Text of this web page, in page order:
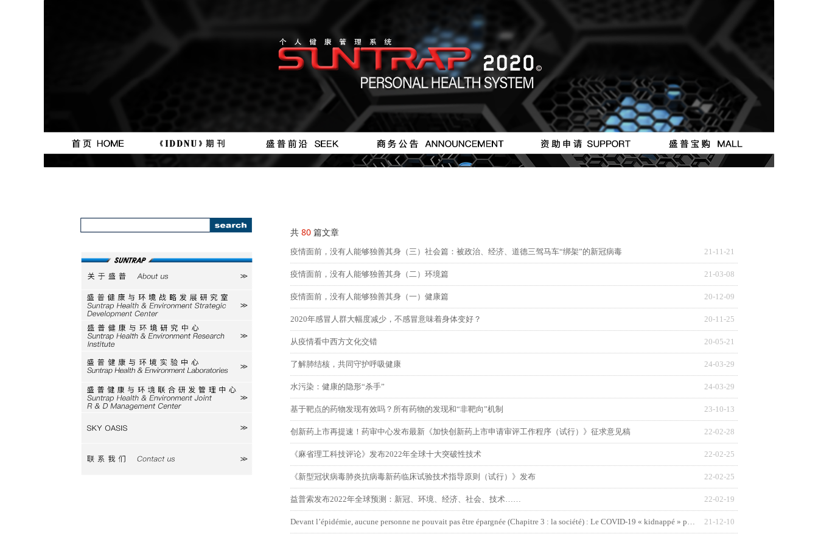
按钮 按钮 按钮 按钮
#
按钮
共 80 篇文章
21-11-21
疫情面前，没有人能够独善其身（三）社会篇：被政治、经济、道德三驾马车“绑架”的新冠病毒
21-03-08
疫情面前，没有人能够独善其身（二）环境篇
20-12-09
疫情面前，没有人能够独善其身（一）健康篇
20-11-25
2020年感冒人群大幅度减少，不感冒意味着身体变好？
20-05-21
从疫情看中西方文化交错
24-03-29
了解肺结核，共同守护呼吸健康
24-03-29
水污染：健康的隐形“杀手”
23-10-13
基于靶点的药物发现有效吗？所有药物的发现和“非靶向”机制
22-02-28
创新药上市再提速！药审中心发布最新《加快创新药上市申请审评工作程序（试行）》征求意见稿
22-02-25
《麻省理工科技评论》发布2022年全球十大突破性技术
22-02-25
《新型冠状病毒肺炎抗病毒新药临床试验技术指导原则（试行）》发布
22-02-19
益普索发布2022年全球预测：新冠、环境、经济、社会、技术……
21-12-10
Devant l’épidémie, aucune personne ne pouvait pas être épargnée (Chapitre 3 : la société) : Le COVID-19 « kidnappé » par la politique, l’économie et la morale
关于盛普
研究室
研究中心
实验中心
研发中心
联系我们
111111